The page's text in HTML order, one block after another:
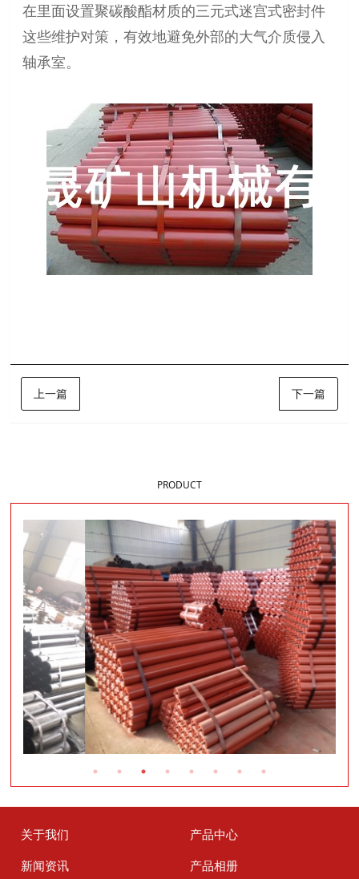
在里面设置聚碳酸酯材质的三元式迷宫式密封件
这些维护对策，有效地避免外部的大气介质侵入
轴承室。
上一篇 下一篇
PRODUCT
关于我们
产品中心
新闻资讯
产品相册